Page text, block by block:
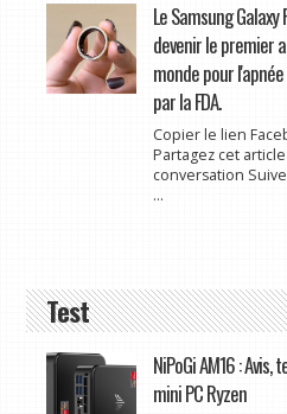
Le Samsung
devenir le premier
monde pour
par la FDA.
Copier le lien
Partagez cet
conversation
...
Test
NiPoGi AM16 :
mini PC Ryzen